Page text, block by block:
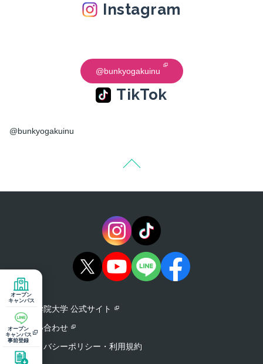
Instagram
@bunkyogakuinu
TikTok
@bunkyogakuinu
文京学院大学 公式サイト
お問い合わせ
プライバシーポリシー・利用規約
オープン
キャンパス
オープン
キャンパス
事前登録